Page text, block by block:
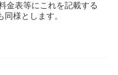
金表等にこれを記載する
様とします。